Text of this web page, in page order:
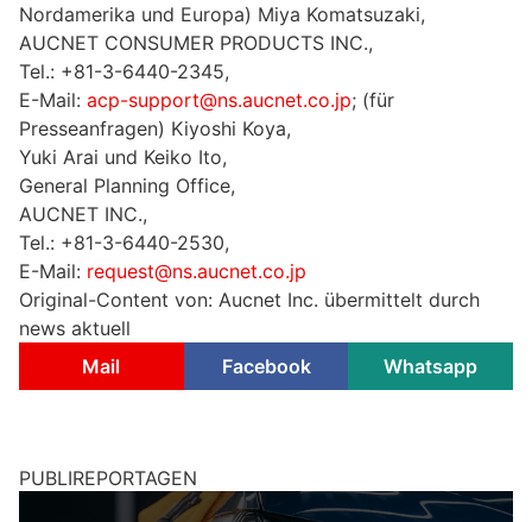
Nordamerika und Europa) Miya Komatsuzaki,
AUCNET CONSUMER PRODUCTS INC.,
Tel.: +81-3-6440-2345,
E-Mail: acp-support@ns.aucnet.co.jp; (für
Presseanfragen) Kiyoshi Koya,
Yuki Arai und Keiko Ito,
General Planning Office,
AUCNET INC.,
Tel.: +81-3-6440-2530,
E-Mail: request@ns.aucnet.co.jp
Original-Content von: Aucnet Inc. übermittelt durch
news aktuell
Mail
Facebook Whatsapp
PUBLIREPORTAGEN